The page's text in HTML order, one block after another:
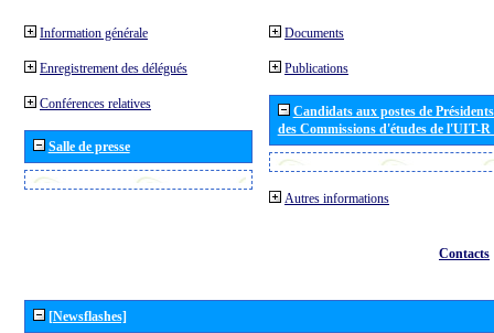
Information générale
Enregistrement des délégués
Conférences relatives
Salle de presse
Documents
Publications
Candidats aux postes de
des Commissions d'études de l'UIT-
Autres informations
Contacts
[Newsflashes]